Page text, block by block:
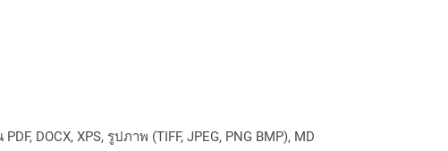
XPS, รูปภาพ (TIFF, JPEG, PNG BMP), MD